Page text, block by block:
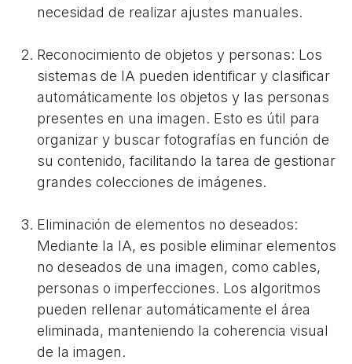
necesidad de realizar ajustes manuales.
Reconocimiento de objetos y personas: Los
sistemas de IA pueden identificar y clasificar
automáticamente los objetos y las personas
presentes en una imagen. Esto es útil para
organizar y buscar fotografías en función de
su contenido, facilitando la tarea de gestionar
grandes colecciones de imágenes.
Eliminación de elementos no deseados:
Mediante la IA, es posible eliminar elementos
no deseados de una imagen, como cables,
personas o imperfecciones. Los algoritmos
pueden rellenar automáticamente el área
eliminada, manteniendo la coherencia visual
de la imagen.